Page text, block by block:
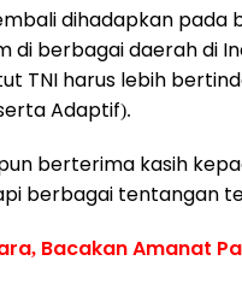
dihadapkan pada
berbagai daerah di
TNI harus lebih
Adaptif).
berterima kasih
berbagai tentangan
Bacakan Amanat